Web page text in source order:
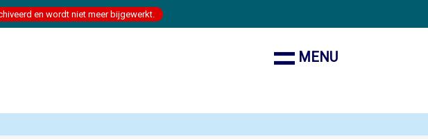
en wordt niet meer bijgewerkt.
MENU